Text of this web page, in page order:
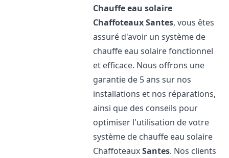
Chauffe eau solaire
ChaffoteauxSantes, vous êtes
assuré d'avoir un système de
chauffe eau solaire fonctionnel
et efficace. Nous offrons une
garantie de 5 ans sur nos
installations et nos réparations,
ainsi que des conseils pour
optimiser l'utilisation de votre
système de chauffe eau solaire
ChaffoteauxSantes. Nos clients